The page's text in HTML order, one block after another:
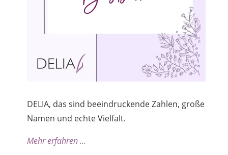
DELIA, das sind beeindruckende Zahlen, große
Namen und echte Vielfalt.
Mehr erfahren …